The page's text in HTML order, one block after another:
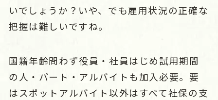
いでしょうか？いや、でも雇用状況の正確な
把握は難しいですね。
国籍年齢問わず役員・社員はじめ試用期間
の人・パート・アルバイトも加入必要。要
はスポットアルバイト以外はすべて社保の支